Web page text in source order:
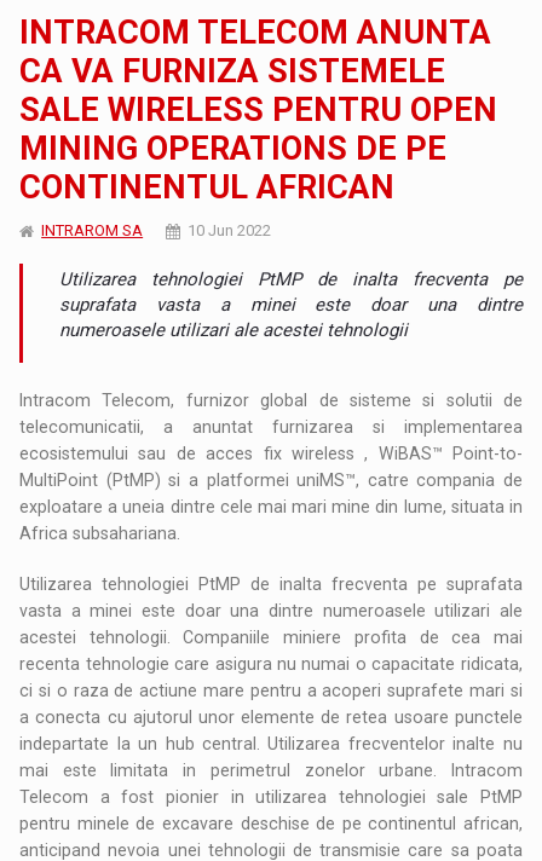
INTRACOM TELECOM ANUNTA
CA VA FURNIZA SISTEMELE
SALE WIRELESS PENTRU OPEN
MINING OPERATIONS DE PE
CONTINENTUL AFRICAN
INTRAROM SA 10 Jun 2022
Utilizarea tehnologiei PtMP de inalta frecventa pe
suprafata vasta a minei este doar una dintre
numeroasele utilizari ale acestei tehnologii
Intracom Telecom, furnizor global de sisteme si solutii de
telecomunicatii, a anuntat furnizarea si implementarea
ecosistemului sau de acces fix wireless , WiBAS™ Point-to-
MultiPoint (PtMP) si a platformei uniMS™, catre compania de
exploatare a uneia dintre cele mai mari mine din lume, situata in
Africa subsahariana.
Utilizarea tehnologiei PtMP de inalta frecventa pe suprafata
vasta a minei este doar una dintre numeroasele utilizari ale
acestei tehnologii. Companiile miniere profita de cea mai
recenta tehnologie care asigura nu numai o capacitate ridicata,
ci si o raza de actiune mare pentru a acoperi suprafete mari si
a conecta cu ajutorul unor elemente de retea usoare punctele
indepartate la un hub central. Utilizarea frecventelor inalte nu
mai este limitata in perimetrul zonelor urbane. Intracom
Telecom a fost pionier in utilizarea tehnologiei sale PtMP
pentru minele de excavare deschise de pe continentul african,
anticipand nevoia unei tehnologii de transmisie care sa poata